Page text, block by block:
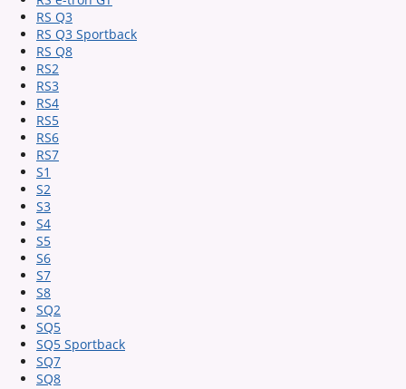
RS Q3
RS Q3 Sportback
RS Q8
RS2
RS3
RS4
RS5
RS6
RS7
S1
S2
S3
S4
S5
S6
S7
S8
SQ2
SQ5
SQ5 Sportback
SQ7
SQ8